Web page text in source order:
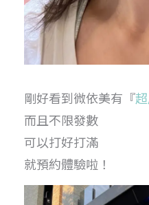
剛好看到微依美有『
而且不限發數
可以打好打滿
就預約體驗啦！